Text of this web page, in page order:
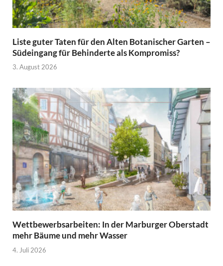
Liste guter Taten für den Alten Botanischer Garten –
Südeingang für Behinderte als Kompromiss?
3. August 2026
Wettbewerbsarbeiten: In der Marburger Oberstadt
mehr Bäume und mehr Wasser
4. Juli 2026